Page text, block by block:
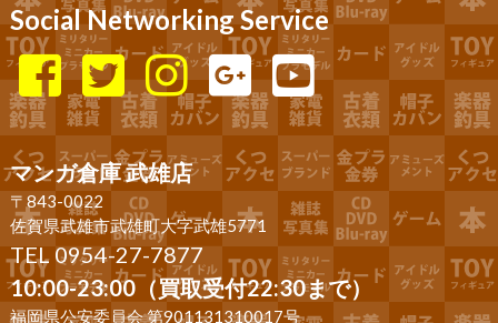
Social Networking Service
マンガ倉庫 武雄店
〒843-0022
佐賀県武雄市武雄町大字武雄5771
TEL 0954-27-7877
10:00-23:00（買取受付22:30まで）
福岡県公安委員会 第901131310017号